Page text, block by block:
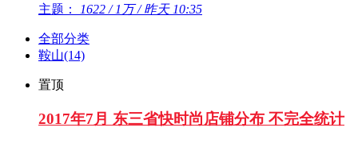
主题：
1622 / 1万 /昨天 10:35
全部分类
鞍山(14)
置顶
2017年7月 东三省快时尚店铺分布 不完全统计